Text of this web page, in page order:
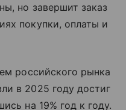
но завершит заказ
покупки, оплаты и
российского рынка
в 2025 году достиг
на 19% год к году.